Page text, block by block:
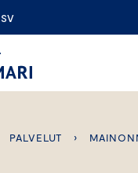
SV
PALVELUT ›